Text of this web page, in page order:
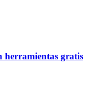
herramientas gratis